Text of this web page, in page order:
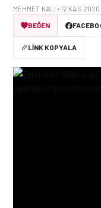
MEHMET KALI • 12 KAS 2020
BEĞEN
LINK KOPYALA